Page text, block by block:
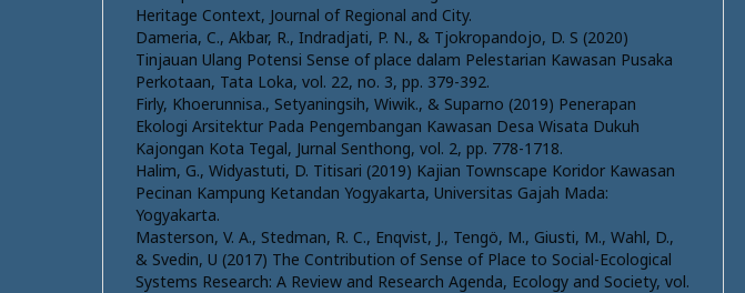
Heritage Context, Journal of Regional and City.
Dameria, C., Akbar, R., Indradjati, P. N., & Tjokropandojo, D. S (2020)
Tinjauan Ulang Potensi Sense of place dalam Pelestarian Kawasan Pusaka
Perkotaan, Tata Loka, vol. 22, no. 3, pp. 379-392.
Firly, Khoerunnisa., Setyaningsih, Wiwik., & Suparno (2019) Penerapan
Ekologi Arsitektur Pada Pengembangan Kawasan Desa Wisata Dukuh
Kajongan Kota Tegal, Jurnal Senthong, vol. 2, pp. 778-1718.
Halim, G., Widyastuti, D. Titisari (2019) Kajian Townscape Koridor Kawasan
Pecinan Kampung Ketandan Yogyakarta, Universitas Gajah Mada:
Yogyakarta.
Masterson, V. A., Stedman, R. C., Enqvist, J., Tengö, M., Giusti, M., Wahl, D.,
& Svedin, U (2017) The Contribution of Sense of Place to Social-Ecological
Systems Research: A Review and Research Agenda, Ecology and Society, vol.